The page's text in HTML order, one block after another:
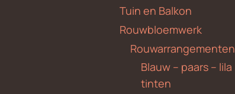
Tuin en Balkon
Rouwbloemwerk
Rouwarrangementen
Blauw – paars – lila
tinten